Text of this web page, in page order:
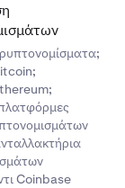
Coinbase